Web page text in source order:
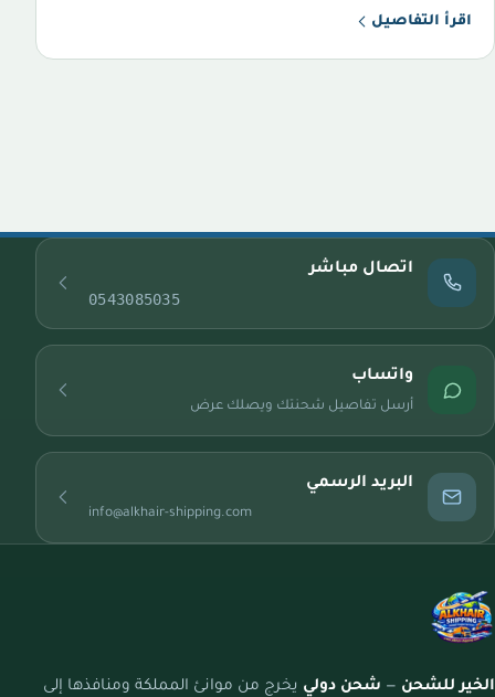
اقرأ التفاصيل
اتصال مباشر
0543085035
واتساب
أرسل تفاصيل شحنتك ويصلك عرض
البريد الرسمي
info@alkhair-shipping.com
الخير للشحن — شحن دولي يخرج من موانئ المملكة ومنافذها إلى